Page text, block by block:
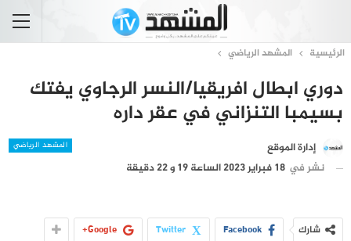
الرئيسية المشهد الرياضي
دوري ابطال افريقيا/النسر الرجاوي يفتك
بسيمبا التنزاني في عقر داره
المشهد الرياضي
إدارة الموقع
نشر في 18 فبراير 2023 الساعة 19 و 22 دقيقة
شارك Facebook
Twitter
Google+